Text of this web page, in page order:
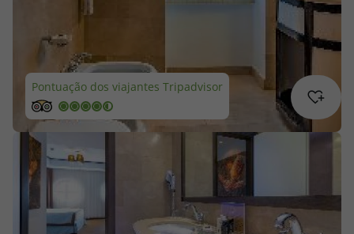
Cheque Viagem
Rede de Lojas
Blog TopViagens
Pontuação dos viajantes Tripadvisor